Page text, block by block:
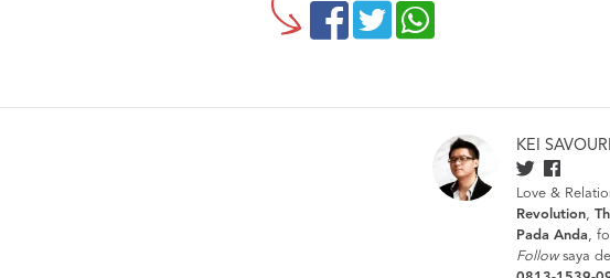
KEI
Love &
Revolution,
Pada Anda,
Followsaya